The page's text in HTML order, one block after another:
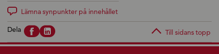
Lämna synpunkter på innehållet
Dela Till sidans topp